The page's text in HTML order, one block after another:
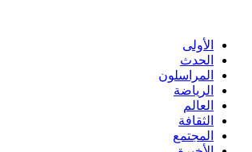
الأولى
الحدث
المراسلون
الرياضة
العالم
الثقافة
المجتمع